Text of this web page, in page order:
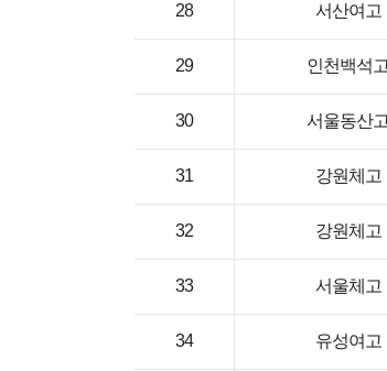
28 서산여고
29 인천백석고
30 서울동산고
31 강원체고
32 강원체고
33 서울체고
34 유성여고